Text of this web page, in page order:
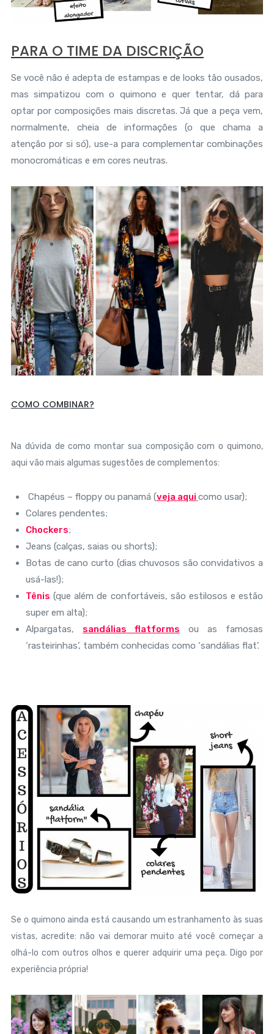
PARA O TIME DA DISCRIÇÃO
Se você não é adepta de estampas e de looks tão ousados,
mas simpatizou com o quimono e quer tentar, dá para
optar por composições mais discretas. Já que a peça vem,
normalmente, cheia de informações (o que chama a
atenção por si só), use-a para complementar combinações
monocromáticas e em cores neutras.
COMO COMBINAR?
Na dúvida de como montar sua composição com o quimono,
aqui vão mais algumas sugestões de complementos:
Chapéus – floppy ou panamá (veja aqui como usar);
Colares pendentes;
Chockers;
Jeans (calças, saias ou shorts);
Botas de cano curto (dias chuvosos são convidativos a
usá-las!);
Tênis (que além de confortáveis, são estilosos e estão
super em alta);
Alpargatas, sandálias flatforms ou as famosas
‘rasteirinhas’, também conhecidas como ‘sandálias flat’.
Se o quimono ainda está causando um estranhamento às suas
vistas, acredite: não vai demorar muito até você começar a
olhá-lo com outros olhos e querer adquirir uma peça. Digo por
experiência própria!